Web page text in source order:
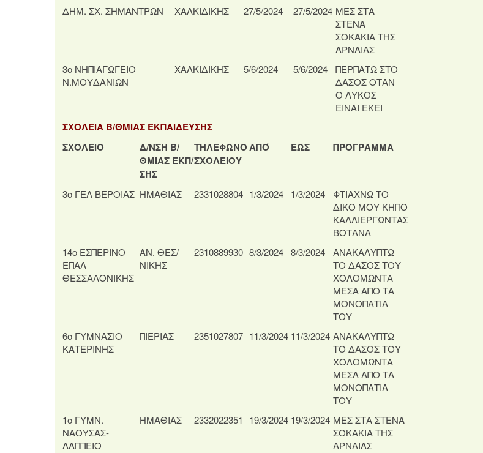
ΔΗΜ. ΣΧ. ΣΗΜΑΝΤΡΩΝ
ΧΑΛΚΙΔΙΚΗΣ 27/5/2024 27/5/2024 ΜΕΣ ΣΤΑ
ΣΤΕΝΑ
ΣΟΚΑΚΙΑ ΤΗΣ
ΑΡΝΑΙΑΣ
3ο ΝΗΠΙΑΓΩΓΕΙΟ
Ν.ΜΟΥΔΑΝΙΩΝ
ΧΑΛΚΙΔΙΚΗΣ 5/6/2024 5/6/2024
ΠΕΡΠΑΤΩ ΣΤΟ
ΔΑΣΟΣ ΟΤΑΝ
Ο ΛΥΚΟΣ
ΕΙΝΑΙ ΕΚΕΙ
ΣΧΟΛΕΙΑ Β/ΘΜΙΑΣ ΕΚΠΑΙΔΕΥΣΗΣ
ΣΧΟΛΕΙΟ
Δ/ΝΣΗ Β/
ΘΜΙΑΣ ΕΚΠ/
ΣΗΣ
ΤΗΛΕΦΩΝΟ
ΣΧΟΛΕΙΟΥ
ΑΠΌ ΕΩΣ ΠΡΟΓΡΑΜΜΑ
3ο ΓΕΛ ΒΕΡΟΙΑΣ ΗΜΑΘΙΑΣ 2331028804 1/3/2024 1/3/2024
ΦΤΙΑΧΝΩ ΤΟ
ΔΙΚΟ ΜΟΥ ΚΗΠΟ
ΚΑΛΛΙΕΡΓΩΝΤΑΣ
ΒΟΤΑΝΑ
14ο ΕΣΠΕΡΙΝΟ
ΕΠΑΛ
ΘΕΣΣΑΛΟΝΙΚΗΣ
ΑΝ. ΘΕΣ/
ΝΙΚΗΣ
2310889930 8/3/2024 8/3/2024
ΑΝΑΚΑΛΥΠΤΩ
ΤΟ ΔΑΣΟΣ ΤΟΥ
ΧΟΛΟΜΩΝΤΑ
ΜΕΣΑ ΑΠΟ ΤΑ
ΜΟΝΟΠΑΤΙΑ
ΤΟΥ
6ο ΓΥΜΝΑΣΙΟ
ΚΑΤΕΡΙΝΗΣ
ΠΙΕΡΙΑΣ 2351027807 11/3/2024 11/3/2024 ΑΝΑΚΑΛΥΠΤΩ
ΤΟ ΔΑΣΟΣ ΤΟΥ
ΧΟΛΟΜΩΝΤΑ
ΜΕΣΑ ΑΠΟ ΤΑ
ΜΟΝΟΠΑΤΙΑ
ΤΟΥ
1ο ΓΥΜΝ.
ΝΑΟΥΣΑΣ-
ΛΑΠΠΕΙΟ
ΗΜΑΘΙΑΣ 2332022351 19/3/2024 19/3/2024 ΜΕΣ ΣΤΑ ΣΤΕΝΑ
ΣΟΚΑΚΙΑ ΤΗΣ
ΑΡΝΑΙΑΣ